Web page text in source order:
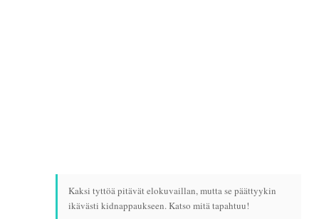
Kaksi tyttöä pitävät elokuvaillan, mutta se päättyykin
ikävästi kidnappaukseen. Katso mitä tapahtuu!